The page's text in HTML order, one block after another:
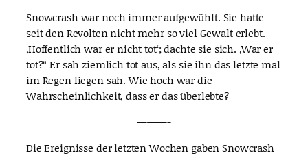
Snowcrash war noch immer aufgewühlt. Sie hatte
seit den Revolten nicht mehr so viel Gewalt erlebt.
‚Hoffentlich war er nicht tot‘; dachte sie sich. ‚War er
tot?“ Er sah ziemlich tot aus, als sie ihn das letzte mal
im Regen liegen sah. Wie hoch war die
Wahrscheinlichkeit, dass er das überlebte?
———-
Die Ereignisse der letzten Wochen gaben Snowcrash